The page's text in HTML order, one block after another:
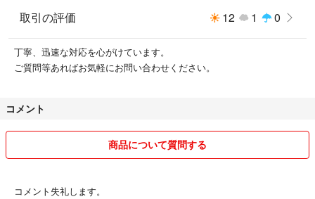
取引の評価 12 1 0
丁寧、迅速な対応を心がけています。
ご質問等あればお気軽にお問い合わせください。
コメント
商品について質問する
コメント失礼します。